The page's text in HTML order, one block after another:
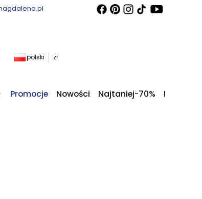
w koszyku: 0. Zobacz szczegóły
polski zł
Promocje Nowości Najtaniej-70% Kupony